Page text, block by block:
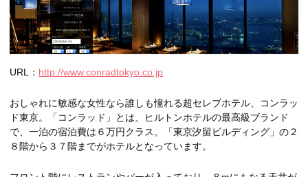
URL： http://www.conradtokyo.co.jp
おしゃれに敏感な女性なら誰しも憧れる超セレブホテル、コンラッ
ド東京。「コンラッド」とは、ヒルトンホテルの最高級ブランド
で、一泊の宿泊費は６万円クラス。「東京汐留ビルディング」の２
８階から３７階までがホテルとなっています。